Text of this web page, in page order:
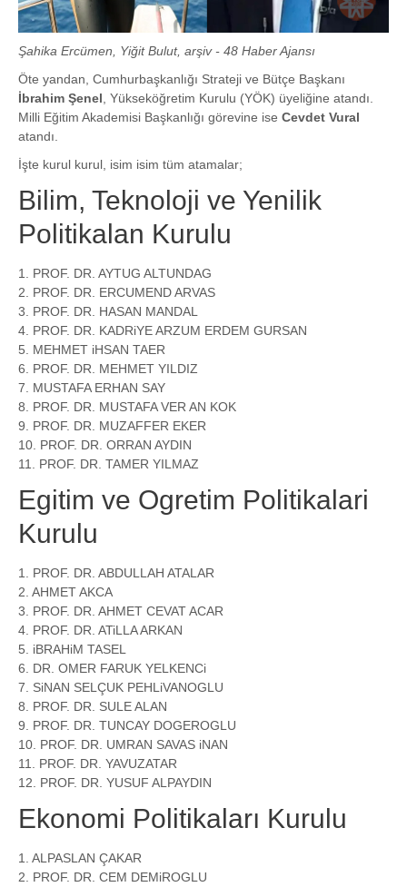
Şahika Ercümen, Yiğit Bulut, arşiv - 48 Haber Ajansı
Öte yandan, Cumhurbaşkanlığı Strateji ve Bütçe Başkanı
İbrahim Şenel , Yükseköğretim Kurulu (YÖK) üyeliğine atandı.
Milli Eğitim Akademisi Başkanlığı görevine ise Cevdet Vural
atandı.
İşte kurul kurul, isim isim tüm atamalar;
Bilim, Teknoloji ve Yenilik
Politikalan Kurulu
1. PROF. DR. AYTUG ALTUNDAG
2. PROF. DR. ERCUMEND ARVAS
3. PROF. DR. HASAN MANDAL
4. PROF. DR. KADRiYE ARZUM ERDEM GURSAN
5. MEHMET iHSAN TAER
6. PROF. DR. MEHMET YILDIZ
7. MUSTAFA ERHAN SAY
8. PROF. DR. MUSTAFA VER AN KOK
9. PROF. DR. MUZAFFER EKER
10. PROF. DR. ORRAN AYDIN
11. PROF. DR. TAMER YILMAZ
Egitim ve Ogretim Politikalari
Kurulu
1. PROF. DR. ABDULLAH ATALAR
2. AHMET AKCA
3. PROF. DR. AHMET CEVAT ACAR
4. PROF. DR. ATiLLA ARKAN
5. iBRAHiM TASEL
6. DR. OMER FARUK YELKENCi
7. SiNAN SELÇUK PEHLiVANOGLU
8. PROF. DR. SULE ALAN
9. PROF. DR. TUNCAY DOGEROGLU
10. PROF. DR. UMRAN SAVAS iNAN
11. PROF. DR. YAVUZATAR
12. PROF. DR. YUSUF ALPAYDIN
Ekonomi Politikaları Kurulu
1. ALPASLAN ÇAKAR
2. PROF. DR. CEM DEMiROGLU